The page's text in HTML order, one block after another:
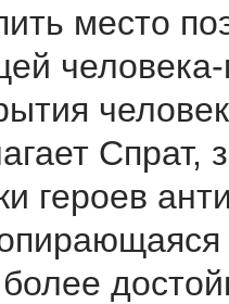
место
Спрат,
героев